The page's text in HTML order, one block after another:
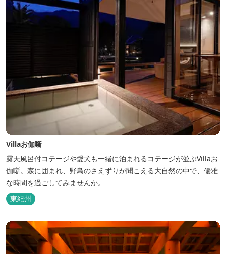
Villaお伽噺
露天風呂付コテージや愛犬も一緒に泊まれるコテージが並ぶVillaお
伽噺。森に囲まれ、野鳥のさえずりが聞こえる大自然の中で、優雅
な時間を過ごしてみませんか。
東紀州